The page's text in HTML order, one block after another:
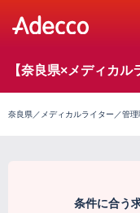
【奈良県×メディカ
奈良県／メディカルライター／管理
条件に合う